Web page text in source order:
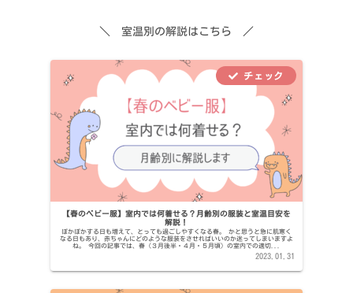
＼ 室温別の解説はこちら ／
【春のベビー服】室内では何着せる？月齢別の服装と室温目安を
解説！
ぽかぽかする日も増えて、とっても過ごしやすくなる春。 かと思うと急に肌寒く
なる日もあり、赤ちゃんにどのような服装をさせればいいのか迷ってしまいますよ
ね。 今回の記事では、春（３月後半・４月・５月頃）の室内での適切...
2023.01.31